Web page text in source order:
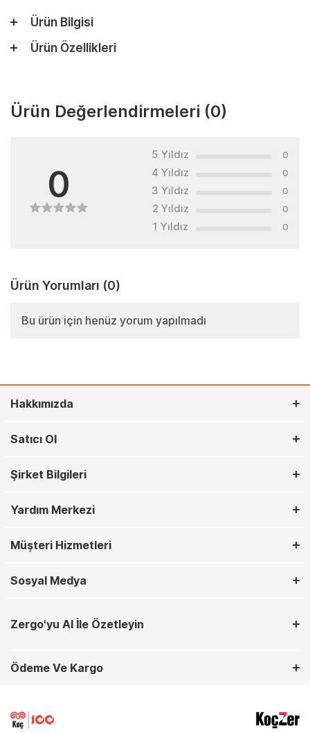
Ürün Bilgisi
Ürün Özellikleri
Ürün Değerlendirmeleri (0)
0
5 Yıldız 0
4 Yıldız 0
3 Yıldız 0
2 Yıldız 0
1 Yıldız 0
Ürün Yorumları (0)
Bu ürün için henüz yorum yapılmadı
Hakkımızda
Satıcı Ol
Şirket Bilgileri
Yardım Merkezi
Müşteri Hizmetleri
Sosyal Medya
Zergo'yu AI İle Özetleyin
Ödeme Ve Kargo